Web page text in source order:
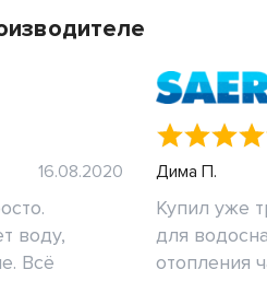
16.08.2020
воду,
Всё
Дима П.
Купил уже
для
отопления